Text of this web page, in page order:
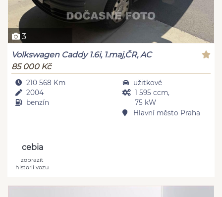
3
Volkswagen Caddy 1.6i, 1.maj,ČR, AC
85 000 Kč
210 568 Km
2004
benzín
užitkové
1 595 ccm,
75 kW
Hlavní město Praha
cebia
zobrazit
historii vozu